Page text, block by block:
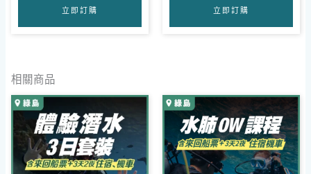
立即訂購 立即訂購
相關商品